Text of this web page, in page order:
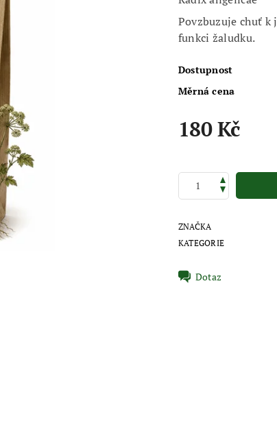
Povzbuzuje chuť
funkci žaludku.
Dostupnost
Měrná cena
180 Kč
ZNAČKA
KATEGORIE
Dotaz